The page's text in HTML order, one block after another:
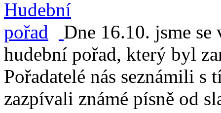
Dne 16.10. jsme
hudební pořad, který byl
Pořadatelé nás seznámili s
zazpívali známé písně od